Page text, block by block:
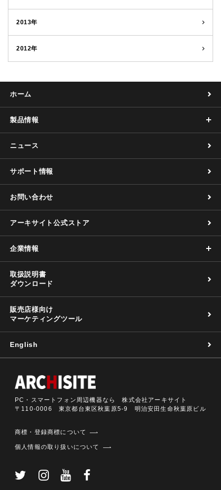
2013年
2012年
ホーム
製品情報
ニュース
サポート情報
お問い合わせ
アーキサイト公式ストア
企業情報
取扱説明書
ダウンロード
販売店様向け
マーケティングツール
English
PC・スマートフォン周辺機器なら 株式会社アーキサイト
〒110-0006 東京都台東区秋葉原5-9 明治安田生命秋葉原ビル
商標・登録商標について
個人情報の取り扱いについて